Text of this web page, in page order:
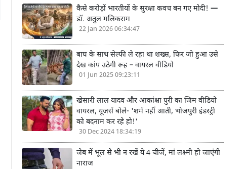
कैसे करोड़ों भारतीयों के सुरक्षा कवच बन गए मोदी! —
डॉ. अतुल मलिकराम
22 Jan 2026 06:34:47
बाघ के साथ सेल्फी ले रहा था शख्स, फिर जो हुआ उसे
देख कांप उठेगी रूह – वायरल वीडियो
01 Jun 2025 09:23:11
खेसारी लाल यादव और आकांक्षा पुरी का जिम वीडियो
वायरल, यूजर्स बोले- 'शर्म नहीं आती, भोजपुरी इंडस्ट्री
को बदनाम कर रहे हो!'
30 Dec 2024 18:34:19
जेब में भूल से भी न रखें ये 4 चीजें, मां लक्ष्मी हो जाएंगी
नाराज